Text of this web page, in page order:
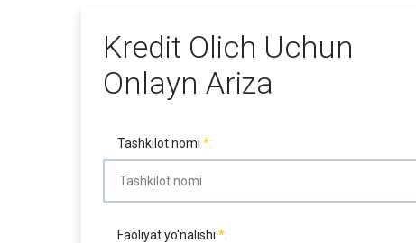
Kredit Olich Uchun
Onlayn Ariza
Tashkilot nomi
Faoliyat yo'nalishi